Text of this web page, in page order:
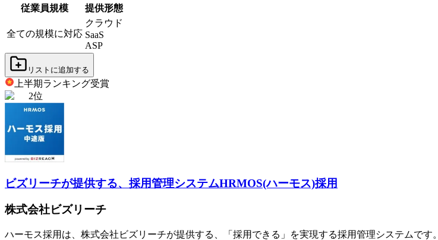
従業員規模 提供形態
全ての規模に対応
クラウド
SaaS
ASP
リストに追加する
上半期ランキング受賞
2位
ビズリーチが提供する、採用管理システムHRMOS(ハーモス)採用
株式会社ビズリーチ
ハーモス採用は、株式会社ビズリーチが提供する、「採用できる」を実現する採用管理システムです。